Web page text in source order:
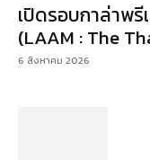
เปิดรอบกาล่าพรี
(LAAM : The
6 สิงหาคม 2026